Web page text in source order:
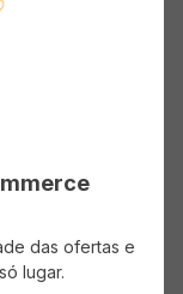
das ofertas e
lugar.